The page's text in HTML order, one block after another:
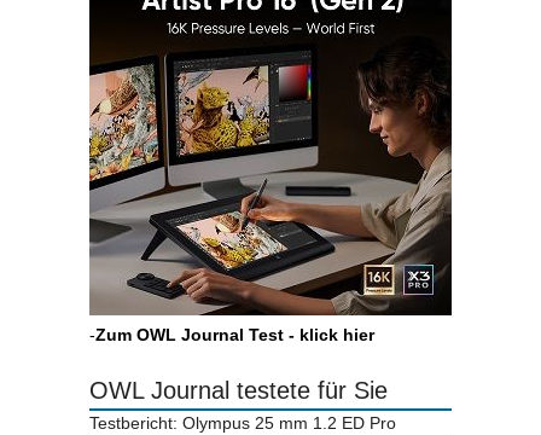
-Zum OWL Journal Test - klick hier
OWL Journal testete für Sie
Testbericht: Olympus 25 mm 1.2 ED Pro